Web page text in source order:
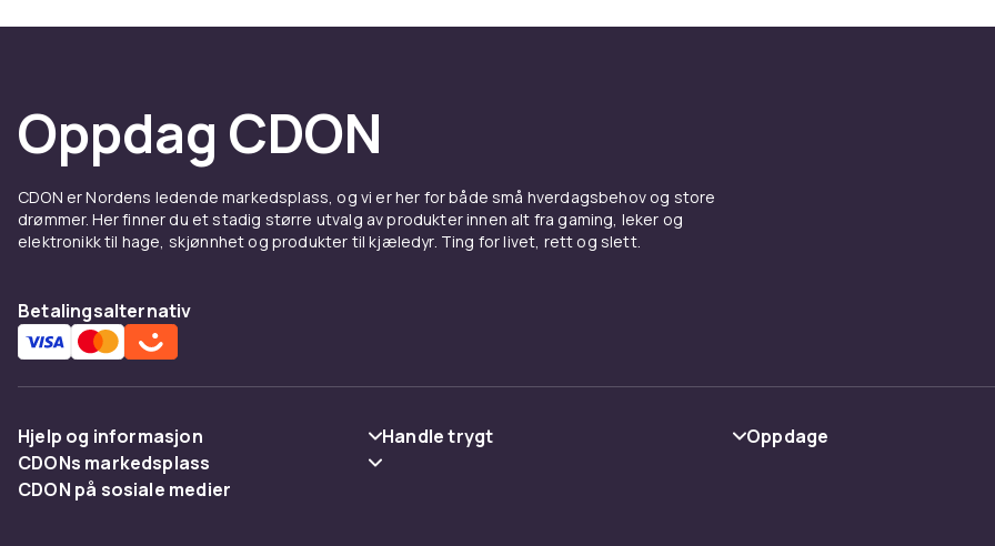
Oppdag CDON
CDON er Nordens ledende markedsplass, og vi er her for både små hverdagsbehov og store
drømmer. Her finner du et stadig større utvalg av produkter innen alt fra gaming, leker og
elektronikk til hage, skjønnhet og produkter til kjæledyr. Ting for livet, rett og slett.
Betalingsalternativ
Hjelp og informasjon
Vanlige spørsmål
Handle trygt
Oppdage
CDONs markedsplass
Merchant Help Center
CDON på sosiale medier